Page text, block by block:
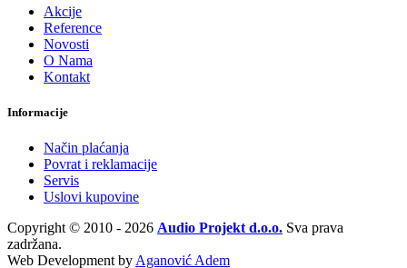
Akcije
Reference
Novosti
O Nama
Kontakt
Informacije
Način plaćanja
Povrat i reklamacije
Servis
Uslovi kupovine
Copyright © 2010 - 2026 Audio Projekt d.o.o. Sva prava
zadržana.
Web Development by Aganović Adem